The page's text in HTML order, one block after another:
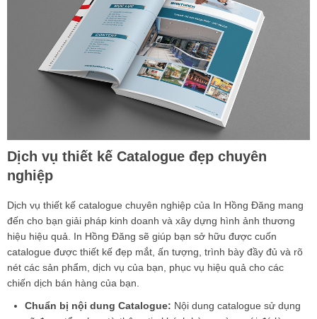
Dịch vụ thiết kế Catalogue đẹp chuyên
nghiệp
Dịch vụ thiết kế catalogue chuyên nghiệp của In Hồng Đăng mang
đến cho bạn giải pháp kinh doanh và xây dựng hình ảnh thương
hiệu hiệu quả. In Hồng Đăng sẽ giúp bạn sở hữu được cuốn
catalogue được thiết kế đẹp mắt, ấn tượng, trình bày đầy đủ và rõ
nét các sản phẩm, dịch vụ của bạn, phục vụ hiệu quả cho các
chiến dịch bán hàng của bạn.
Chuẩn bị nội dung Catalogue: Nội dung catalogue sử dụng